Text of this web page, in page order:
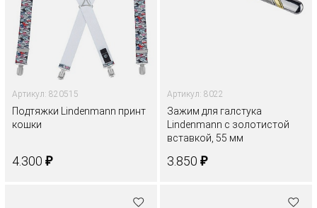
Артикул: 820515
Подтяжки Lindenmann принт
кошки
4.300 ₽
Артикул: 8022
Зажим для галстука
Lindenmann с золотистой
вставкой, 55 мм
3.850 ₽